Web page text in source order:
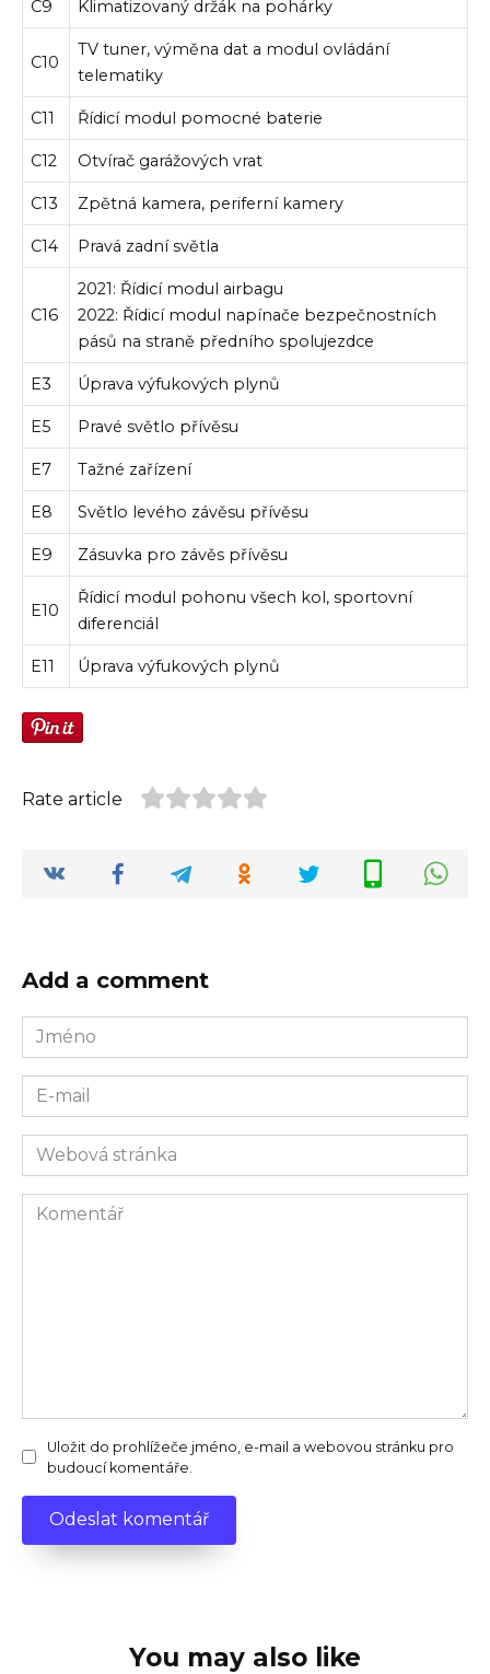
C9 Klimatizovaný držák na pohárky
C10
TV tuner, výměna dat a modul ovládání
telematiky
C11 Řídicí modul pomocné baterie
C12 Otvírač garážových vrat
C13 Zpětná kamera, periferní kamery
C14 Pravá zadní světla
C16
2021: Řídicí modul airbagu
2022: Řídicí modul napínače bezpečnostních
pásů na straně předního spolujezdce
E3 Úprava výfukových plynů
E5 Pravé světlo přívěsu
E7 Tažné zařízení
E8 Světlo levého závěsu přívěsu
E9 Zásuvka pro závěs přívěsu
E10
Řídicí modul pohonu všech kol, sportovní
diferenciál
E11 Úprava výfukových plynů
Rate article
Add a comment
Jméno
*
E-
mail
*Webová
stránka
Komentář
Uložit do prohlížeče jméno, e-mail a webovou stránku pro
budoucí komentáře.
You may also like